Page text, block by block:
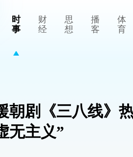
时
事
财
经
思
想
播
客
体
育
朝剧《三八线》
无主义”